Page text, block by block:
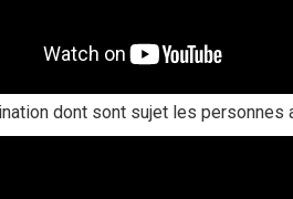
dont sont sujet les personnes